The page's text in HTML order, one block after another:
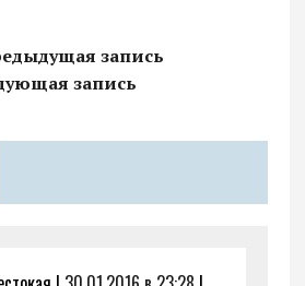
запись
запись